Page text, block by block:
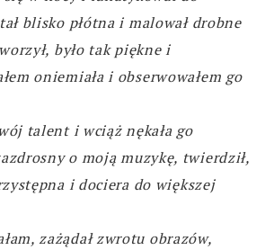
blisko płótna i malował drobne
było tak piękne i
oniemiała i obserwowałem go
talent i wciąż nękała go
o moją muzykę, twierdził,
i dociera do większej
zażądał zwrotu obrazów,